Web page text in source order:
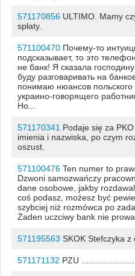
571170856ULTIMO. Mamy
spłaty.
571100470Почему-то
подсказывает, то это
не банк! Я сказала
буду разговаривать на
понимаю нюансов
украино-говорящего
Но...
571170341 Podaje się za
imienia i nazwiska, po czym
oszust.
571100476Ten numer to
Dzwoni samozwańczy
dane osobowe, jakby
coś podasz, możesz być
szybciej niż rozmówca po
Żaden uczciwy bank nie
571195563 SKOK Stefczyka z
571171132 PZU